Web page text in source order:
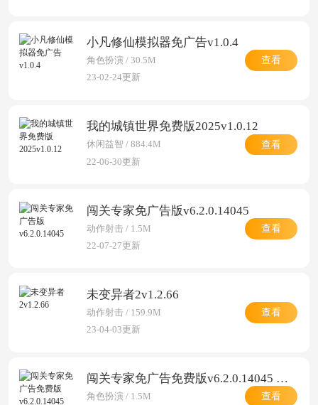
小凡修仙模拟器免广告v1.0.4
角色扮演 / 30.5M
23-02-24更新
查看
我的城镇世界免费版2025v1.0.12
休闲益智 / 884.4M
22-06-30更新
查看
闯关专家免广告版v6.2.0.14045
动作射击 / 1.5M
22-07-27更新
查看
未变异者2v1.2.66
动作射击 / 159.9M
23-04-03更新
查看
闯关专家免广告免费版v6.2.0.14045 抖音版
角色扮演 / 1.5M
查看